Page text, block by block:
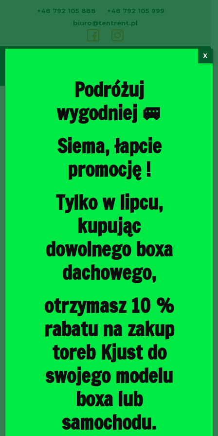
+48 792 105 888
+48 792 105 999
biuro@tentrent.pl
Torby do bagażnika
DO BAGAŻNIKA 3 SZT
RENAULT CAPTUR
2019+ TORBY DO
BAGAŻNIKA 3 SZT
944,00zł
Podróżuj
wygodniej 🚐
Siema, łapcie
promocję !
Tylko w lipcu,
kupując
dowolnego boxa
dachowego,
otrzymasz 10 %
rabatu na zakup
toreb Kjust do
swojego modelu
boxa lub
samochodu.
X